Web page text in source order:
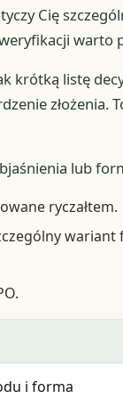
Cię
warto
krótką listę
lub
ryczałtem.
i forma